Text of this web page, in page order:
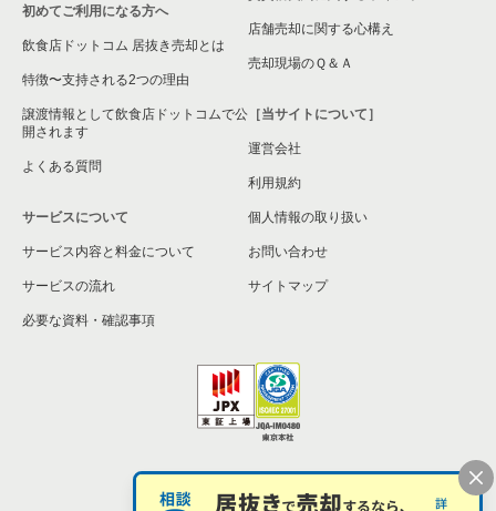
初めてご利用になる方へ
飲食店ドットコム 居抜き売却とは
特徴〜支持される2つの理由
譲渡情報として飲食店ドットコムで公
開されます
よくある質問
サービスについて
サービス内容と料金について
サービスの流れ
必要な資料・確認事項
店舗売却に関する心構え
売却現場のＱ＆Ａ
［当サイトについて］
運営会社
利用規約
個人情報の取り扱い
お問い合わせ
サイトマップ
個人情報の取扱い